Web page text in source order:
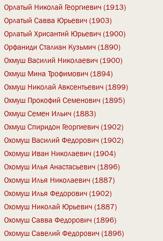
Орлатый Николай Георгиевич (1913)
Орлатый Савва Юрьевич (1903)
Орлатый Хрисантий Юрьевич (1900)
Орфаниди Сталиан Кузьмич (1890)
Охмуш Василий Николаевич (1900)
Охмуш Мина Трофимович (1894)
Охмуш Николай Авксентьевич (1899)
Охмуш Прокофий Семенович (1895)
Охмуш Семен Ильич (1883)
Охмуш Спиридон Георгиевич (1902)
Охомуш Василий Федорович (1902)
Охомуш Иван Николаевич (1904)
Охомуш Илья Анастасьевич (1896)
Охомуш Илья Николаевич (1887)
Охомуш Илья Федорович (1902)
Охомуш Николай Юрьевич (1887)
Охомуш Савва Федорович (1896)
Охомуш Савелий Федорович (1896)